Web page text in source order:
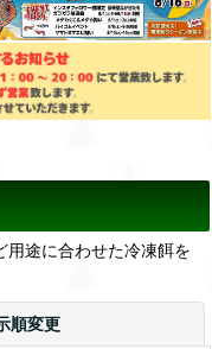
途に合わせた冷凍餌を
順変更